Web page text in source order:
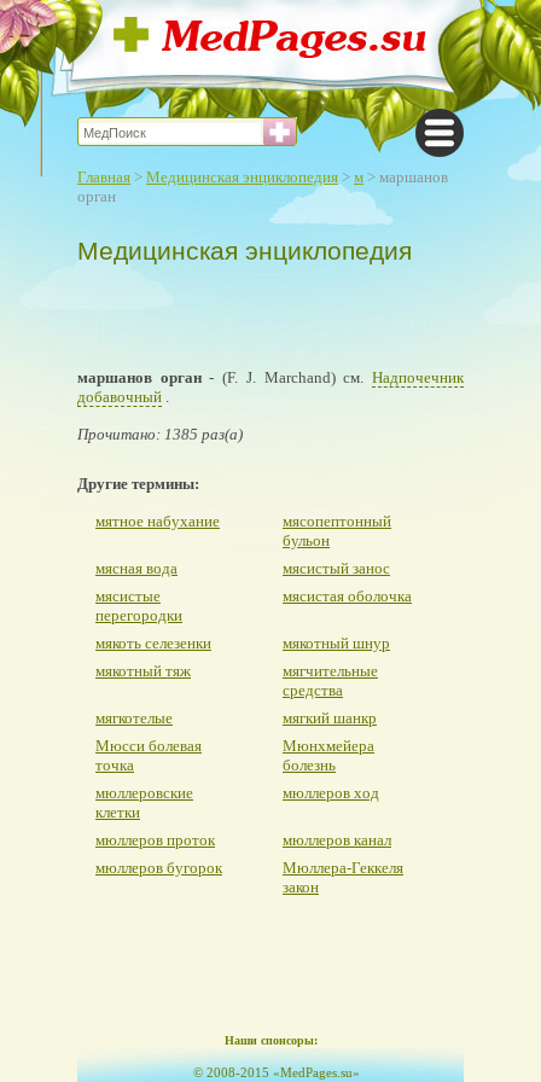
Главная > Медицинская энциклопедия > м > маршанов
орган
Медицинская энциклопедия
маршанов орган- (F. J. Marchand) см.Надпочечник
добавочный .
Прочитано: 1385 раз(а)
Другие термины:
мятное набухание
мясопептонный
бульон
мясная вода
мясистый занос
мясистые
перегородки
мясистая оболочка
мякоть селезенки
мякотный шнур
мякотный тяж
мягчительные
средства
мягкотелые
мягкий шанкр
Мюсси болевая
точка
Мюнхмейера
болезнь
мюллеровские
клетки
мюллеров ход
мюллеров проток
мюллеров канал
мюллеров бугорок
Мюллера-Геккеля
закон
Наши спонсоры:
© 2008-2015 «MedPages.su»